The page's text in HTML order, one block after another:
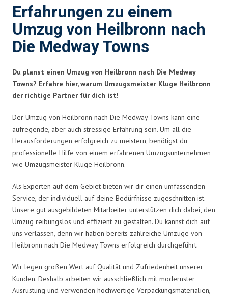
Erfahrungen zu einem
Umzug von Heilbronn nach
Die Medway Towns
Du planst einen Umzug von Heilbronn nach Die Medway
Towns? Erfahre hier, warum Umzugsmeister Kluge Heilbronn
der richtige Partner für dich ist!
Der Umzug von Heilbronn nach Die Medway Towns kann eine
aufregende, aber auch stressige Erfahrung sein. Um all die
Herausforderungen erfolgreich zu meistern, benötigst du
professionelle Hilfe von einem erfahrenen Umzugsunternehmen
wie Umzugsmeister Kluge Heilbronn.
Als Experten auf dem Gebiet bieten wir dir einen umfassenden
Service, der individuell auf deine Bedürfnisse zugeschnitten ist.
Unsere gut ausgebildeten Mitarbeiter unterstützen dich dabei, den
Umzug reibungslos und effizient zu gestalten. Du kannst dich auf
uns verlassen, denn wir haben bereits zahlreiche Umzüge von
Heilbronn nach Die Medway Towns erfolgreich durchgeführt.
Wir legen großen Wert auf Qualität und Zufriedenheit unserer
Kunden. Deshalb arbeiten wir ausschließlich mit modernster
Ausrüstung und verwenden hochwertige Verpackungsmaterialien,